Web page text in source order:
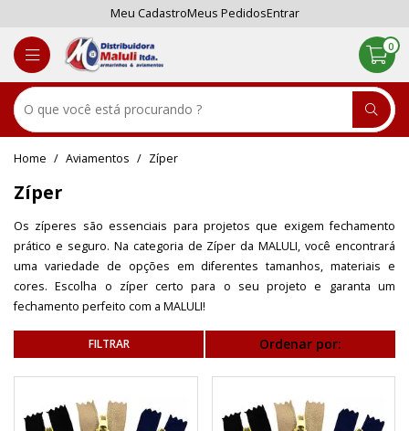
Meu CadastroMeus PedidosEntrar
0
Aviamentos Zíper
Zíper
Os zíperes são essenciais para projetos que exigem fechamento
prático e seguro. Na categoria de Zíper da MALULI, você encontrará
uma variedade de opções em diferentes tamanhos, materiais e
cores. Escolha o zíper certo para o seu projeto e garanta um
fechamento perfeito com a MALULI!
Ordenar por: